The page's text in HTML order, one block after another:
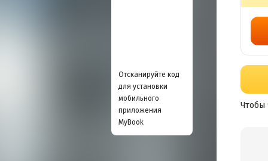
Отсканируйте код
для установки
мобильного
приложения
MyBook
Чтобы